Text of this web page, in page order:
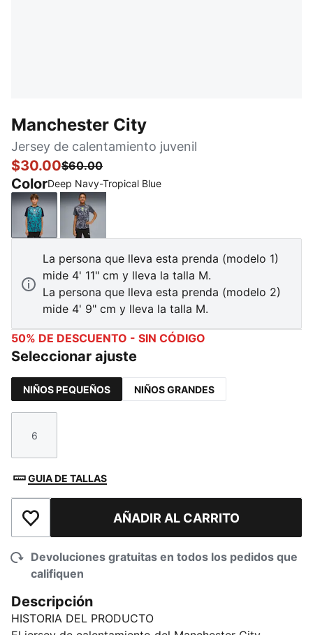
Manchester City
Jersey de calentamiento juvenil
$30.00$60.00
ColorDeep Navy-Tropical Blue
Deep Navy-Tropical Blue
Galactic Gray-Pro Green
La persona que lleva esta prenda (modelo 1)
mide 4' 11" cm y lleva la talla M.
La persona que lleva esta prenda (modelo 2)
mide 4' 9" cm y lleva la talla M.
50% DE DESCUENTO - SIN CÓDIGO
Seleccionar ajuste
NIÑOS PEQUEÑOS NIÑOS GRANDES
Talla
6
GUIA DE TALLAS
Añadir a la lista de deseosAÑADIR AL CARRITO
Devoluciones gratuitas en todos los pedidos que
califiquen
Descripción
HISTORIA DEL PRODUCTO